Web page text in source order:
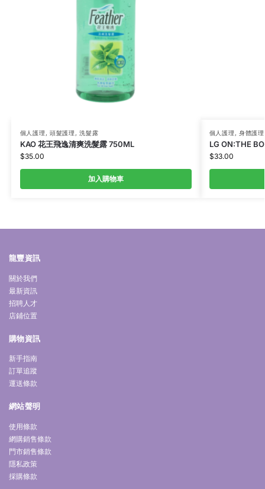
個人護理 , 頭髮護理 ,洗髮露
KAO 花王飛逸清爽洗髮露 750ML
$35.00
加入購物車
個人護理 , 身體護理
LG ON:THE
$33.00
龍豐資訊
關於我們
最新資訊
招聘人才
店鋪位置
購物資訊
新手指南
訂單追蹤
運送條款
網站聲明
使用條款
網購銷售條款
門市銷售條款
隱私政策
採購條款